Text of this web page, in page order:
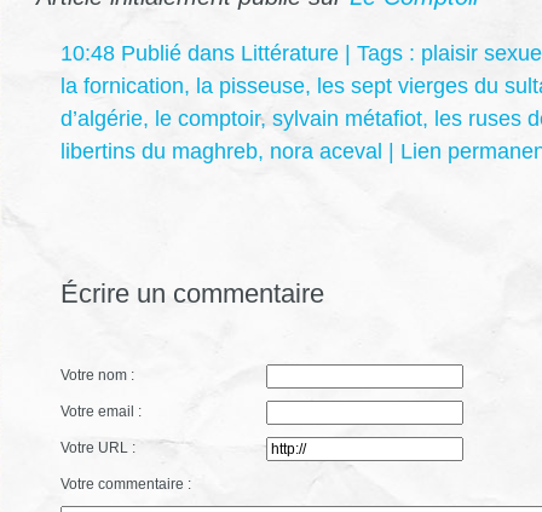
10:48 Publié dans Littérature | Tags : plaisir
la fornication, la pisseuse, les sept vierges du
d’algérie, le comptoir, sylvain métafiot, les ruses
libertins du maghreb, nora aceval | Lien
Écrire un commentaire
Votre nom :
Votre email :
Votre URL :
Votre commentaire :